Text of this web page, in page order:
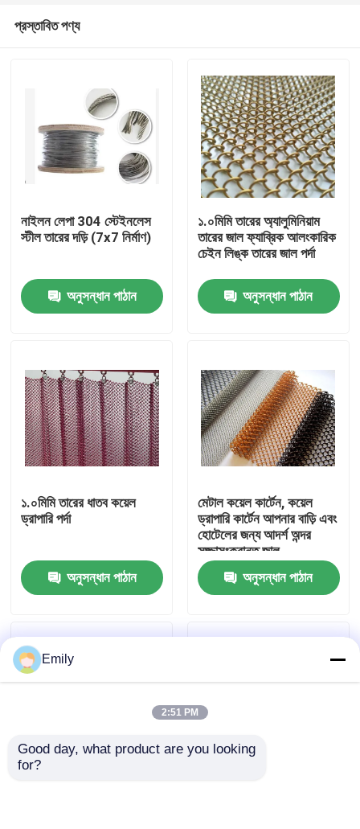
পণ্য
আমাদের সম্বন্ধে
কারখানা পরিদর্শন
গুণমান নিয়ন্ত্রণ
খবর
প্রসারিত ধাতু তারের জাল
প্রস্তাবিত পণ্য
নাইলন লেপা 304 স্টেইনলেস
স্টীল তারের দড়ি (7x7 নির্মাণ)
অনুসন্ধান পাঠান
১.০মিমি তারের অ্যালুমিনিয়াম
তারের জাল ফ্যাব্রিক আলংকারিক
চেইন লিঙ্ক তারের জাল পর্দা
অনুসন্ধান পাঠান
১.০মিমি তারের ধাতব কয়েল
ড্রাপারি পর্দা
অনুসন্ধান পাঠান
মেটাল কয়েল কার্টেন, কয়েল
ড্রাপারি কার্টেন আপনার বাড়ি এবং
হোটেলের জন্য আদর্শ অন্দর
সজ্জাসংক্রান্ত জাল
অনুসন্ধান পাঠান
Emily
2:51 PM
Good day, what product are you looking
for?